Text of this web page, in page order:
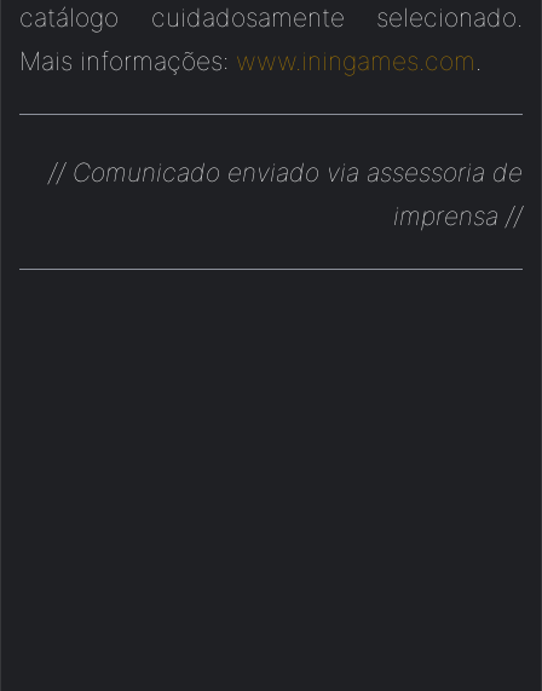
catálogo cuidadosamente selecionado.
Mais informações: www.iningames.com
// Comunicado enviado via assessoria de
imprensa //